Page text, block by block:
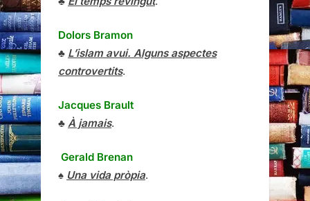
Dolors Bramon
♣ L’islam avui. Alguns aspectes
controvertits.
Jacques Brault
♣ À jamais.
Gerald Brenan
♠ Una vida pròpia.